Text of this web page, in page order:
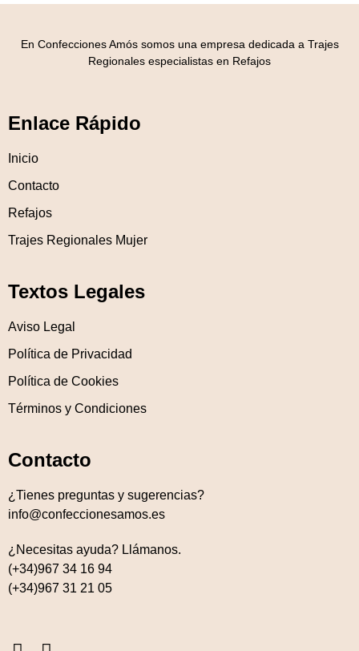
En Confecciones Amós somos una empresa dedicada a Trajes
Regionales especialistas en Refajos
Enlace Rápido
Inicio
Contacto
Refajos
Trajes Regionales Mujer
Textos Legales
Aviso Legal
Política de Privacidad
Política de Cookies
Términos y Condiciones
Contacto
¿Tienes preguntas y sugerencias?
info@confeccionesamos.es
¿Necesitas ayuda? Llámanos.
(+34)967 34 16 94
(+34)967 31 21 05